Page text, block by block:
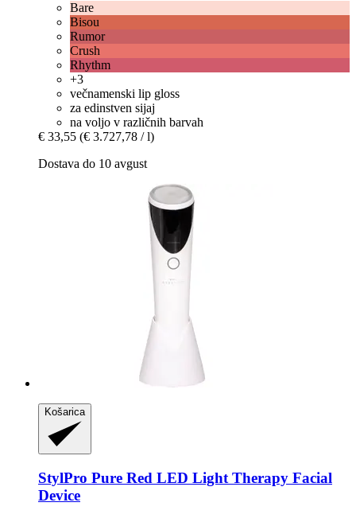
Bare
Bisou
Rumor
Crush
Rhythm
+3
večnamenski lip gloss
za edinstven sijaj
na voljo v različnih barvah
€ 33,55 (€ 3.727,78 / l)
Dostava do 10 avgust
Košarica
StylPro Pure Red LED Light Therapy Facial
Device